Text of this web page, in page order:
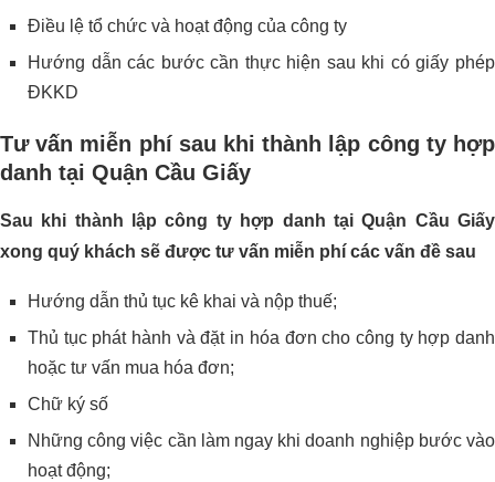
Điều lệ tổ chức và hoạt động của công ty
Hướng dẫn các bước cần thực hiện sau khi có giấy phép
ĐKKD
Tư vấn miễn phí sau khi thành lập công ty hợp
danh tại Quận Cầu Giấy
Sau khi thành lập công ty hợp danh tại Quận Cầu Giấy
xong quý khách sẽ được tư vấn miễn phí các vấn đề sau
Hướng dẫn thủ tục kê khai và nộp thuế;
Thủ tục phát hành và đặt in hóa đơn cho công ty hợp danh
hoặc tư vấn mua hóa đơn;
Chữ ký số
Những công việc cần làm ngay khi doanh nghiệp bước vào
hoạt động;